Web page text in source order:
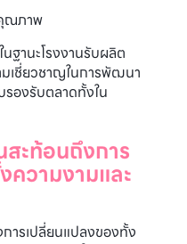
ณภาพ
านะโรงงานรับผลิต
มเชี่ยวชาญในการพัฒนา
องรับตลาดทั้งใน
ะท้อนถึงการ
ความงามและ
รเปลี่ยนแปลงของทั้ง